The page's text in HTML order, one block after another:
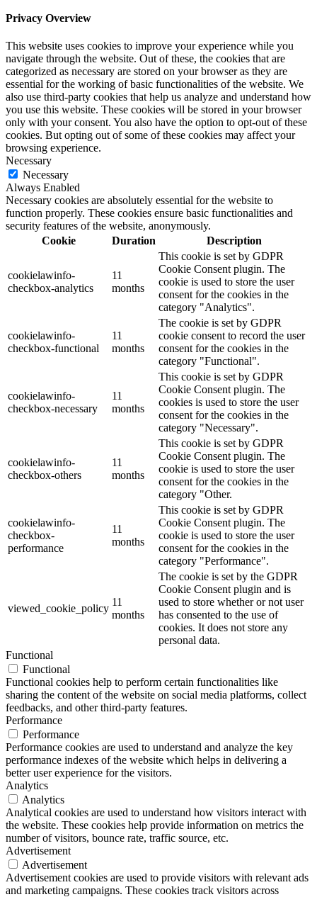
Privacy Overview
This website uses cookies to improve your experience while you
navigate through the website. Out of these, the cookies that are
categorized as necessary are stored on your browser as they are
essential for the working of basic functionalities of the website. We
also use third-party cookies that help us analyze and understand how
you use this website. These cookies will be stored in your browser
only with your consent. You also have the option to opt-out of these
cookies. But opting out of some of these cookies may affect your
browsing experience.
Necessary
Necessary
Always Enabled
Necessary cookies are absolutely essential for the website to
function properly. These cookies ensure basic functionalities and
security features of the website, anonymously.
Cookie
Duration Description
cookielawinfo-
checkbox-analytics
11
months
This cookie is set by GDPR
Cookie Consent plugin. The
cookie is used to store the user
consent for the cookies in the
category "Analytics".
cookielawinfo-
checkbox-functional
11
months
The cookie is set by GDPR
cookie consent to record the user
consent for the cookies in the
category "Functional".
cookielawinfo-
checkbox-necessary
11
months
This cookie is set by GDPR
Cookie Consent plugin. The
cookies is used to store the user
consent for the cookies in the
category "Necessary".
cookielawinfo-
checkbox-others
11
months
This cookie is set by GDPR
Cookie Consent plugin. The
cookie is used to store the user
consent for the cookies in the
category "Other.
cookielawinfo-
checkbox-
performance
11
months
This cookie is set by GDPR
Cookie Consent plugin. The
cookie is used to store the user
consent for the cookies in the
category "Performance".
viewed_cookie_policy
11
months
The cookie is set by the GDPR
Cookie Consent plugin and is
used to store whether or not user
has consented to the use of
cookies. It does not store any
personal data.
Functional
Functional
Functional cookies help to perform certain functionalities like
sharing the content of the website on social media platforms, collect
feedbacks, and other third-party features.
Performance
Performance
Performance cookies are used to understand and analyze the key
performance indexes of the website which helps in delivering a
better user experience for the visitors.
Analytics
Analytics
Analytical cookies are used to understand how visitors interact with
the website. These cookies help provide information on metrics the
number of visitors, bounce rate, traffic source, etc.
Advertisement
Advertisement
Advertisement cookies are used to provide visitors with relevant ads
and marketing campaigns. These cookies track visitors across